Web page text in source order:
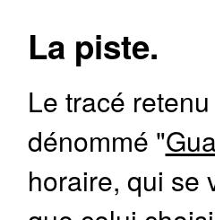
La piste.
Le tracé
dénommé "
horaire, qui se